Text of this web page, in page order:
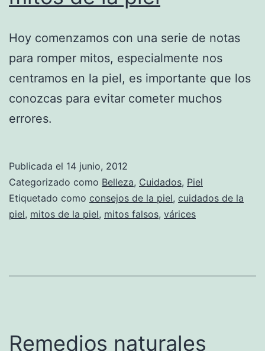
Hoy comenzamos con una serie de notas
para romper mitos, especialmente nos
centramos en la piel, es importante que los
conozcas para evitar cometer muchos
errores.
Publicada el 14 junio, 2012
Categorizado como Belleza, Cuidados, Piel
Etiquetado como consejos de la piel, cuidados de la
piel, mitos de la piel, mitos falsos, várices
Remedios naturales